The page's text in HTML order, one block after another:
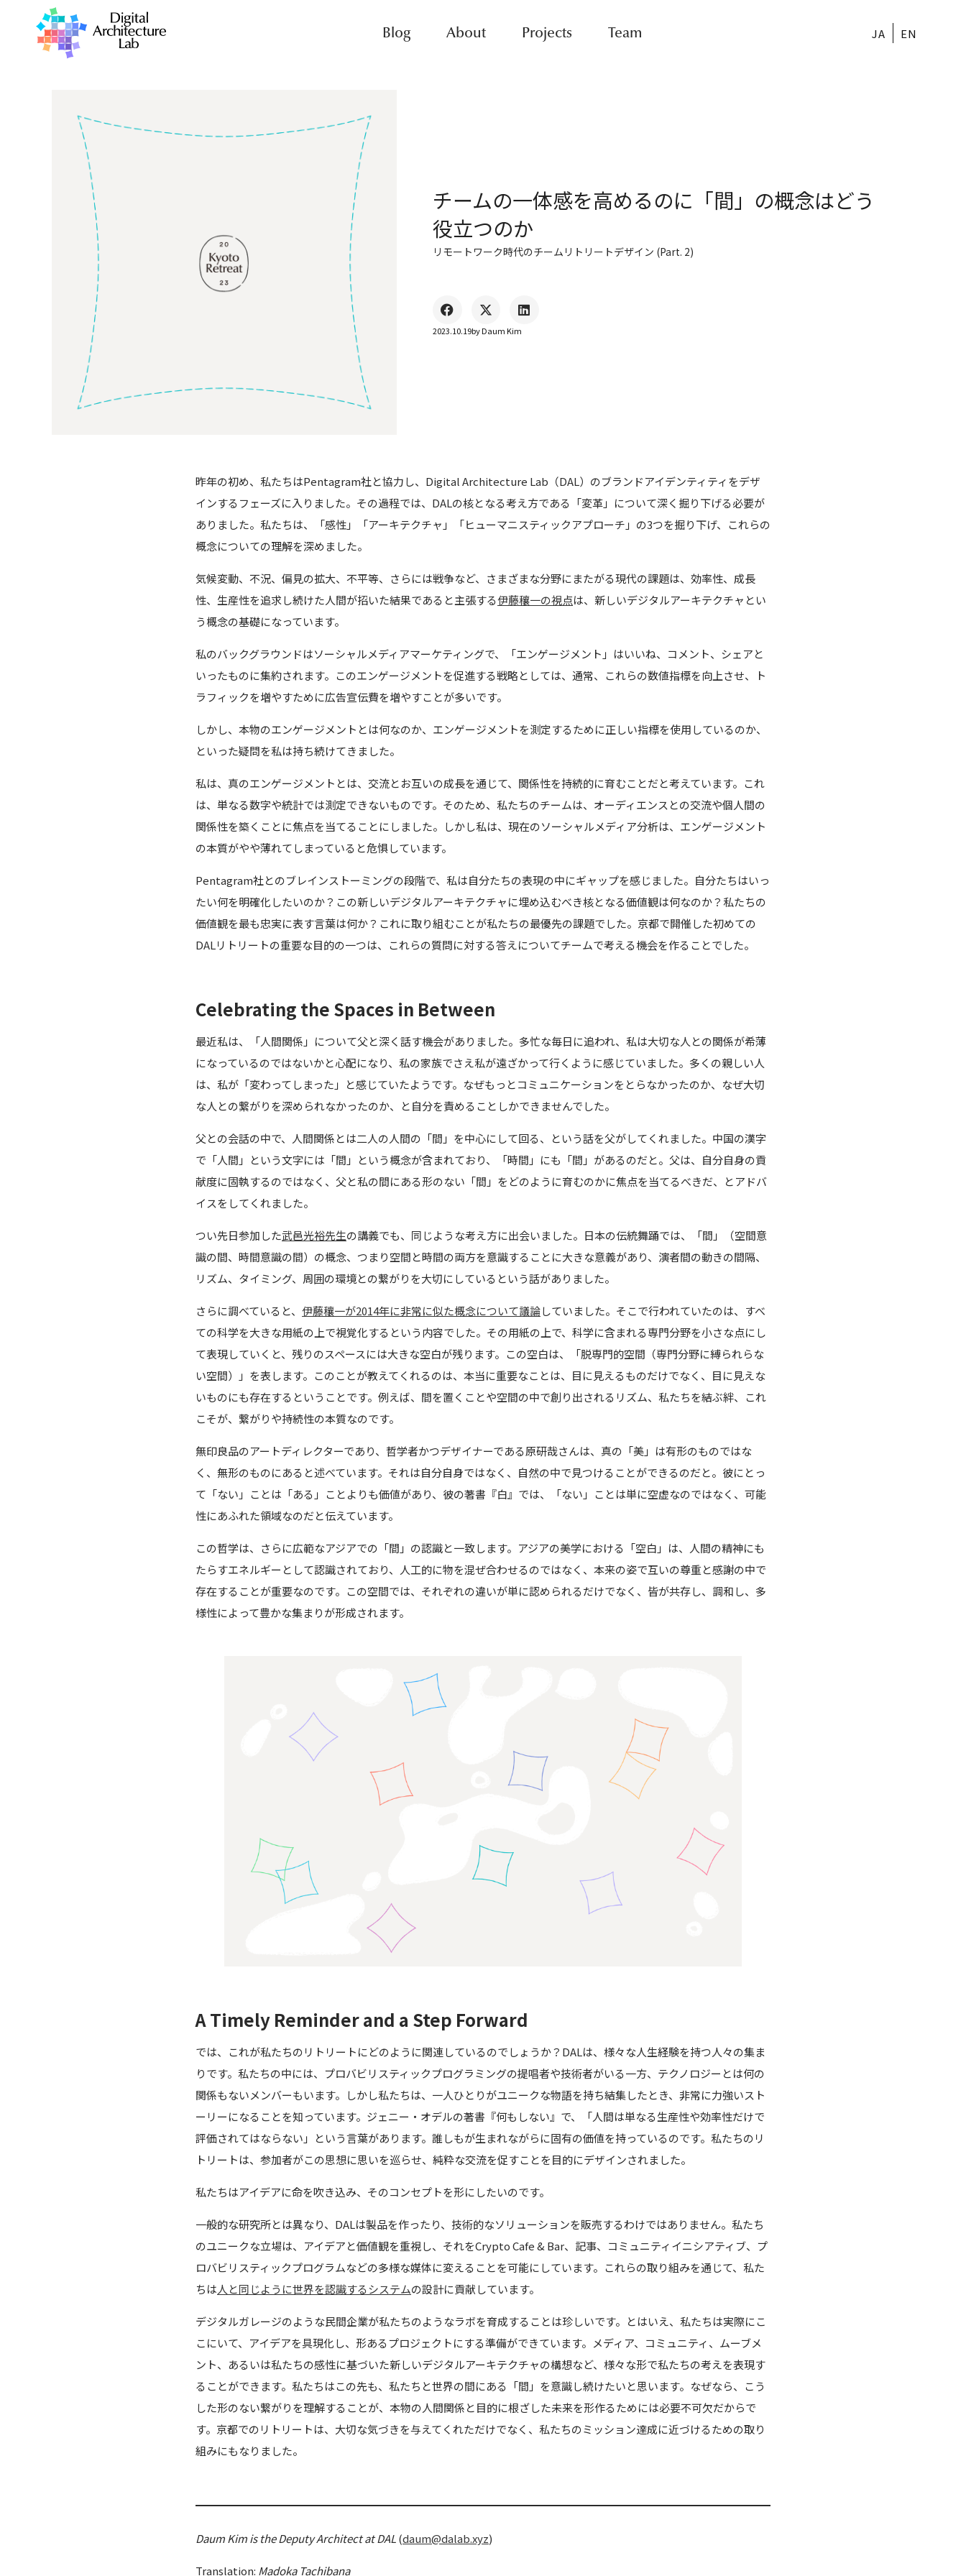
Blog About Projects Team JA EN
チームの一体感を高めるのに「間」の概念はどう
役立つのか
リモートワーク時代のチームリトリートデザイン (Part. 2)
2023.10.19byDaum Kim
昨年の初め、私たちはPentagram社と協力し、Digital Architecture Lab（DAL）のブランドアイデンティティをデザ
インするフェーズに入りました。その過程では、DALの核となる考え方である「変革」について深く掘り下げる必要が
ありました。私たちは、「感性」「アーキテクチャ」「ヒューマニスティックアプローチ」の3つを掘り下げ、これらの
概念についての理解を深めました。
気候変動、不況、偏見の拡大、不平等、さらには戦争など、さまざまな分野にまたがる現代の課題は、効率性、成長
性、生産性を追求し続けた人間が招いた結果であると主張する伊藤穰一の視点は、新しいデジタルアーキテクチャとい
う概念の基礎になっています。
私のバックグラウンドはソーシャルメディアマーケティングで、「エンゲージメント」はいいね、コメント、シェアと
いったものに集約されます。このエンゲージメントを促進する戦略としては、通常、これらの数値指標を向上させ、ト
ラフィックを増やすために広告宣伝費を増やすことが多いです。
しかし、本物のエンゲージメントとは何なのか、エンゲージメントを測定するために正しい指標を使用しているのか、
といった疑問を私は持ち続けてきました。
私は、真のエンゲージメントとは、交流とお互いの成長を通じて、関係性を持続的に育むことだと考えています。これ
は、単なる数字や統計では測定できないものです。そのため、私たちのチームは、オーディエンスとの交流や個人間の
関係性を築くことに焦点を当てることにしました。しかし私は、現在のソーシャルメディア分析は、エンゲージメント
の本質がやや薄れてしまっていると危惧しています。
Pentagram社とのブレインストーミングの段階で、私は自分たちの表現の中にギャップを感じました。自分たちはいっ
たい何を明確化したいのか？この新しいデジタルアーキテクチャに埋め込むべき核となる価値観は何なのか？私たちの
価値観を最も忠実に表す言葉は何か？これに取り組むことが私たちの最優先の課題でした。京都で開催した初めての
DALリトリートの重要な目的の一つは、これらの質問に対する答えについてチームで考える機会を作ることでした。
Celebrating the Spaces in Between
最近私は、「人間関係」について父と深く話す機会がありました。多忙な毎日に追われ、私は大切な人との関係が希薄
になっているのではないかと心配になり、私の家族でさえ私が遠ざかって行くように感じていました。多くの親しい人
は、私が「変わってしまった」と感じていたようです。なぜもっとコミュニケーションをとらなかったのか、なぜ大切
な人との繋がりを深められなかったのか、と自分を責めることしかできませんでした。
父との会話の中で、人間関係とは二人の人間の「間」を中心にして回る、という話を父がしてくれました。中国の漢字
で「人間」という文字には「間」という概念が含まれており、「時間」にも「間」があるのだと。父は、自分自身の貢
献度に固執するのではなく、父と私の間にある形のない「間」をどのように育むのかに焦点を当てるべきだ、とアドバ
イスをしてくれました。
つい先日参加した武邑光裕先生の講義でも、同じような考え方に出会いました。日本の伝統舞踊では、「間」（空間意
識の間、時間意識の間）の概念、つまり空間と時間の両方を意識することに大きな意義があり、演者間の動きの間隔、
リズム、タイミング、周囲の環境との繋がりを大切にしているという話がありました。
さらに調べていると、 伊藤穰一が2014年に非常に似た概念について議論していました。そこで行われていたのは、すべ
ての科学を大きな用紙の上で視覚化するという内容でした。その用紙の上で、科学に含まれる専門分野を小さな点にし
て表現していくと、残りのスペースには大きな空白が残ります。この空白は、「脱専門的空間（専門分野に縛られらな
い空間）」を表します。このことが教えてくれるのは、本当に重要なことは、目に見えるものだけでなく、目に見えな
いものにも存在するということです。例えば、間を置くことや空間の中で創り出されるリズム、私たちを結ぶ絆、これ
こそが、繋がりや持続性の本質なのです。
無印良品のアートディレクターであり、哲学者かつデザイナーである原研哉さんは、真の「美」は有形のものではな
く、無形のものにあると述べています。それは自分自身ではなく、自然の中で見つけることができるのだと。彼にとっ
て「ない」ことは「ある」ことよりも価値があり、彼の著書『白』では、「ない」ことは単に空虚なのではなく、可能
性にあふれた領域なのだと伝えています。
この哲学は、さらに広範なアジアでの「間」の認識と一致します。アジアの美学における「空白」は、人間の精神にも
たらすエネルギーとして認識されており、人工的に物を混ぜ合わせるのではなく、本来の姿で互いの尊重と感謝の中で
存在することが重要なのです。この空間では、それぞれの違いが単に認められるだけでなく、皆が共存し、調和し、多
様性によって豊かな集まりが形成されます。
A Timely Reminder and a Step Forward
では、これが私たちのリトリートにどのように関連しているのでしょうか？DALは、様々な人生経験を持つ人々の集ま
りです。私たちの中には、プロバビリスティックプログラミングの提唱者や技術者がいる一方、テクノロジーとは何の
関係もないメンバーもいます。しかし私たちは、一人ひとりがユニークな物語を持ち結集したとき、非常に力強いスト
ーリーになることを知っています。ジェニー・オデルの著書『何もしない』で、「人間は単なる生産性や効率性だけで
評価されてはならない」という言葉があります。誰しもが生まれながらに固有の価値を持っているのです。私たちのリ
トリートは、参加者がこの思想に思いを巡らせ、純粋な交流を促すことを目的にデザインされました。
私たちはアイデアに命を吹き込み、そのコンセプトを形にしたいのです。
一般的な研究所とは異なり、DALは製品を作ったり、技術的なソリューションを販売するわけではありません。私たち
のユニークな立場は、アイデアと価値観を重視し、それをCrypto Cafe & Bar、記事、コミュニティイニシアティブ、プ
ロバビリスティックプログラムなどの多様な媒体に変えることを可能にしています。これらの取り組みを通じて、私た
ちは人と同じように世界を認識するシステムの設計に貢献しています。
デジタルガレージのような民間企業が私たちのようなラボを育成することは珍しいです。とはいえ、私たちは実際にこ
こにいて、アイデアを具現化し、形あるプロジェクトにする準備ができています。メディア、コミュニティ、ムーブメ
ント、あるいは私たちの感性に基づいた新しいデジタルアーキテクチャの構想など、様々な形で私たちの考えを表現す
ることができます。私たちはこの先も、私たちと世界の間にある「間」を意識し続けたいと思います。なぜなら、こう
した形のない繋がりを理解することが、本物の人間関係と目的に根ざした未来を形作るためには必要不可欠だからで
す。京都でのリトリートは、大切な気づきを与えてくれただけでなく、私たちのミッション達成に近づけるための取り
組みにもなりました。
Daum Kim is the Deputy Architect at DAL(daum@dalab.xyz)
Translation: Madoka Tachibana